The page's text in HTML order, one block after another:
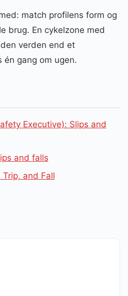
match profilens form og
brug. En cykelzone med
verden end et
én gang om ugen.
Executive): Slips and
and falls
Trip, and Fall